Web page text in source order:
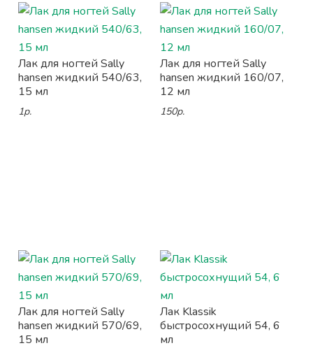
Лак для ногтей Sally
hansen жидкий 540/63,
15 мл
1р.
Лак для ногтей Sally
hansen жидкий 160/07,
12 мл
150р.
Лак для ногтей Sally
hansen жидкий 570/69,
15 мл
Лак Klassik
быстросохнущий 54, 6
мл